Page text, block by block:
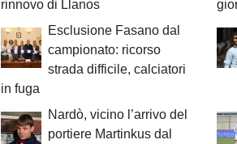
rinnovo di Llanos
Esclusione Fasano dal
campionato: ricorso
strada difficile, calciatori
in fuga
Nardò, vicino l’arrivo del
portiere Martinkus dal